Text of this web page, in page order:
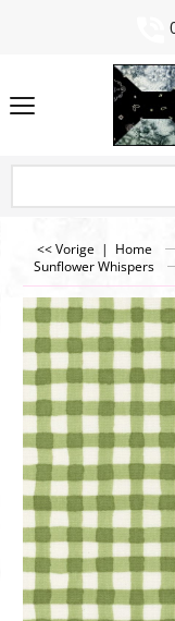
<< Vorige | Home
Sunflower Whispers